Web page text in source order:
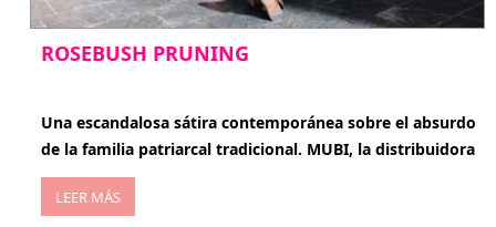
ROSEBUSH PRUNING
Una escandalosa sátira contemporánea sobre el absurdo
de la familia patriarcal tradicional. MUBI, la distribuidora
LEER MÁS